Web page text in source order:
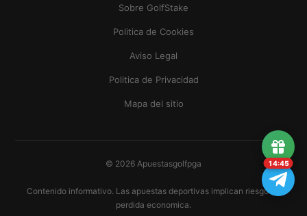
Sobre GolfStake
Politica de Cookies
Aviso Legal
Politica de Privacidad
Mapa del sitio
© 2026 Apuestasgolfpga
Contenido informativo. Las apuestas deportivas implican riesgo de
perdida economica.
14:45